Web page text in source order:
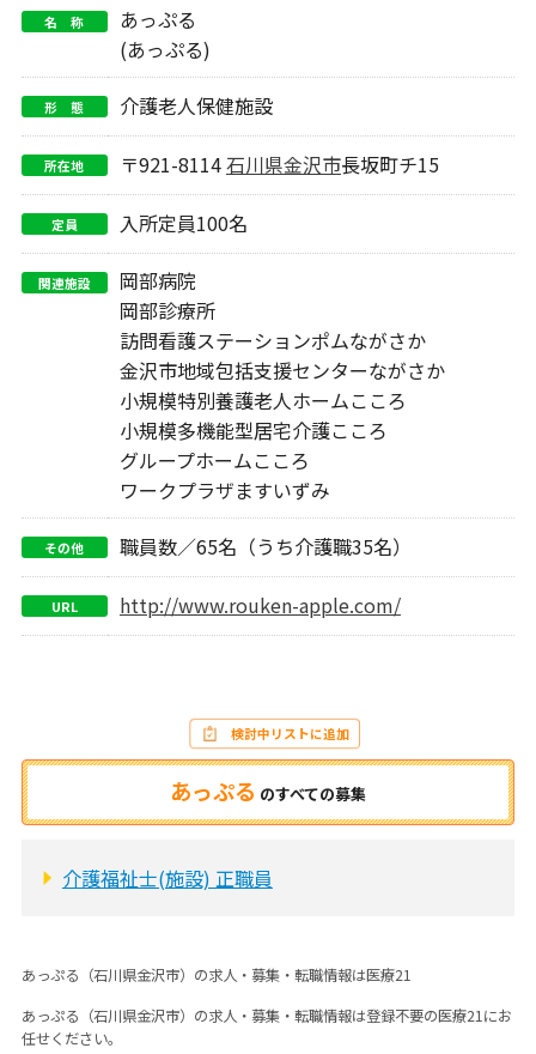
名 称
あっぷる
(あっぷる)
形 態 介護老人保健施設
所在地 〒921-8114石川県金沢市長坂町チ15
定員 入所定員100名
関連施設
岡部病院
岡部診療所
訪問看護ステーションポムながさか
金沢市地域包括支援センターながさか
小規模特別養護老人ホームこころ
小規模多機能型居宅介護こころ
グループホームこころ
ワークプラザますいずみ
その他 職員数／65名（うち介護職35名）
URL http://www.rouken-apple.com/
あっぷる のすべての募集
検討中リストに追加
介護福祉士(施設) 正職員
あっぷる（石川県金沢市）の求人・募集・転職情報は医療21
あっぷる（石川県金沢市）の求人・募集・転職情報は登録不要の医療21にお
任せください。